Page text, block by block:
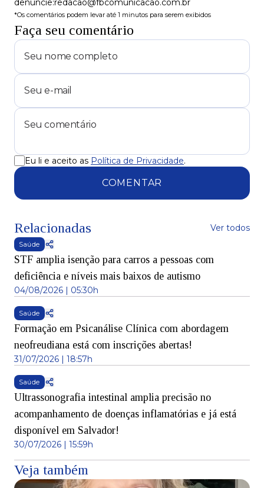
denuncie:redacao@fbcomunicacao.com.br
*Os comentários podem levar até 1 minutos para serem exibidos
Faça seu comentário
Eu li e aceito as Política de Privacidade.
COMENTAR
Relacionadas Ver todos
Saúde
STF amplia isenção para carros a pessoas com
deficiência e níveis mais baixos de autismo
04/08/2026 | 05:30h
Saúde
Formação em Psicanálise Clínica com abordagem
neofreudiana está com inscrições abertas!
31/07/2026 | 18:57h
Saúde
Ultrassonografia intestinal amplia precisão no
acompanhamento de doenças inflamatórias e já está
disponível em Salvador!
30/07/2026 | 15:59h
Veja também